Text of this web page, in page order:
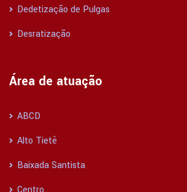
Dedetização de Pulgas
Desratização
Área de atuação
ABCD
Alto Tietê
Baixada Santista